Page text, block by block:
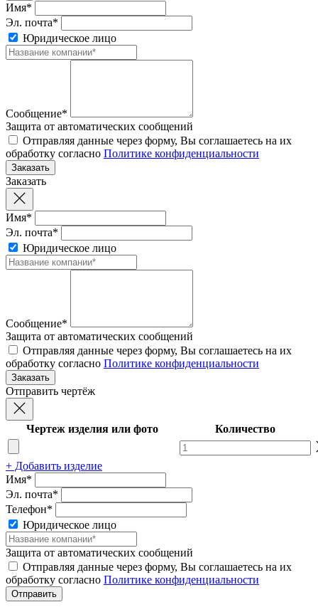
Имя*
Эл. почта*
Юридическое лицо
Сообщение*
Защита от автоматических сообщений
Отправляя данные через форму, Вы соглашаетесь на их
обработку согласно Политике конфиденциальности
Заказать
Имя*
Эл. почта*
Юридическое лицо
Сообщение*
Защита от автоматических сообщений
Отправляя данные через форму, Вы соглашаетесь на их
обработку согласно Политике конфиденциальности
Отправить чертёж
Чертеж изделия или фото Количество
+ Добавить изделие
Имя*
Эл. почта*
Телефон*
Юридическое лицо
Защита от автоматических сообщений
Отправляя данные через форму, Вы соглашаетесь на их
обработку согласно Политике конфиденциальности